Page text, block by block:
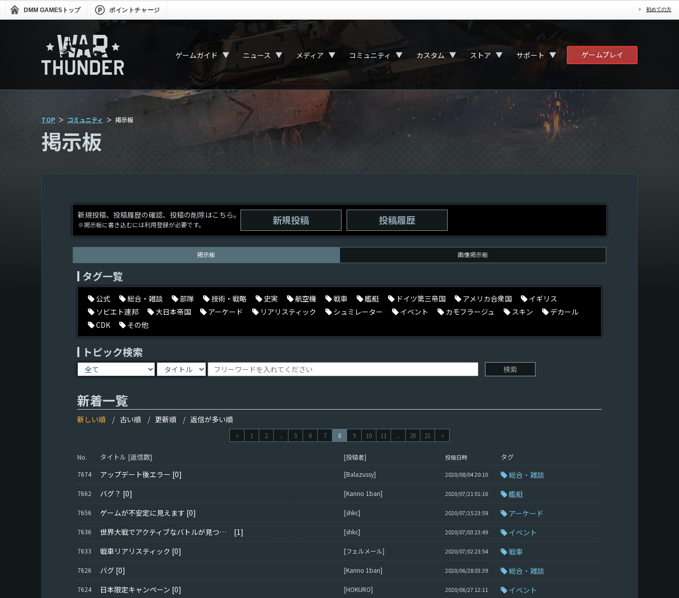
DMM GAMES トップ ポイントチャージ 初めての方
ゲームガイド ▼ ニュース ▼ メディア ▼ コミュニティ ▼ カスタム ▼ ストア ▼ サポート ▼ ゲームプレイ
TOP コミュニティ 掲示板
掲示板
新規投稿、投稿履歴の確認、投稿の削除はこちら。
※掲示板に書き込むには利用登録が必要です。 新規投稿 投稿履歴
掲示板 画像掲示板
タグ一覧
公式 総合・雑談 部隊 技術・戦略 史実 航空機 戦車 艦艇 ドイツ第三帝国 アメリカ合衆国
イギリス
ソビエト連邦
大日本帝国 アーケード リアリスティック シュミレーター イベント カモフラージュ スキン
デカール
CDK
その他
トピック検索
新着一覧
新しい順 古い順 更新順 返信が多い順
« 1 2 ... 5 6 7 8 9 10 11 ... 20 21 »
No. タイトル [返信数] [投稿者] 投稿日時 タグ
7674 アップデート後エラー [0] [Balazussy] 2020/08/04 20:10 総合・雑談
7662 バグ？ [0] [Kanno 1ban] 2020/07/21 01:16 艦艇
7656 ゲームが不安定に見えます [0] [shkc] 2020/07/15 23:59 アーケード
7636 世界大戦でアクティブなバトルが見つからない [1] [shkc] 2020/07/03 23:49 イベント
7633 戦車リアリスティック [0] [フェルメール] 2020/07/02 23:54 戦車
7626 バグ [0] [Kanno 1ban] 2020/06/28 03:39 総合・雑談
7624 日本限定キャンペーン [0] [HOKURO] 2020/06/27 12:11 イベント